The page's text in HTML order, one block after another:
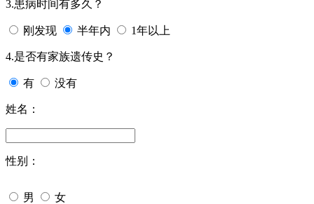
3.患病时间有多久？
刚发现 半年内 1年以上
4.是否有家族遗传史？
有 没有
姓名：
性别：
男 女